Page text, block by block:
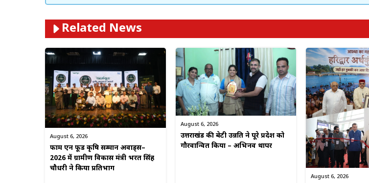
Related News
August 6, 2026
फार्म एन फूड कृषि सम्मान अवार्ड्स–
2026 में ग्रामीण विकास मंत्री भरत सिंह
चौधरी ने किया प्रतिभाग
August 6, 2026
उत्तराखंड की बेटी उन्नति ने पूरे प्रदेश को
गौरवान्वित किया – अभिनव थापर
August 6, 2026